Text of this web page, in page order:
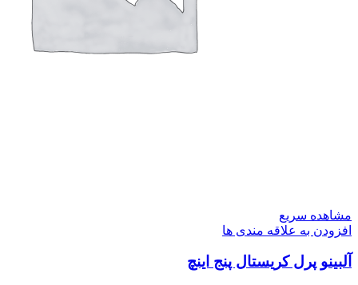
مشاهده سریع
افزودن به علاقه مندی ها
آلبینو پرل کریستال پنج اینچ